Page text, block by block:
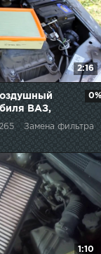
2:16
ВАЗ,
Шевроле
Замена фильтра
0%
1:10